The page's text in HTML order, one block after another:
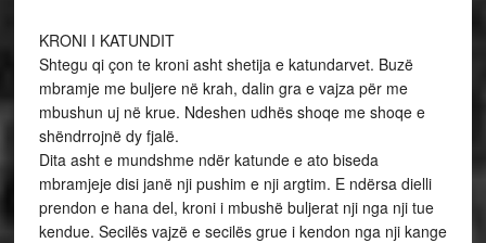
KRONI I KATUNDIT
Shtegu qi çon te kroni asht shetija e katundarvet. Buzë
mbramje me buljere në krah, dalin gra e vajza për me
mbushun uj në krue. Ndeshen udhës shoqe me shoqe e
shëndrrojnë dy fjalë.
Dita asht e mundshme ndër katunde e ato biseda
mbramjeje disi janë nji pushim e nji argtim. E ndërsa dielli
prendon e hana del, kroni i mbushë buljerat nji nga nji tue
kendue. Secilës vajzë e secilës grue i kendon nga nji kange